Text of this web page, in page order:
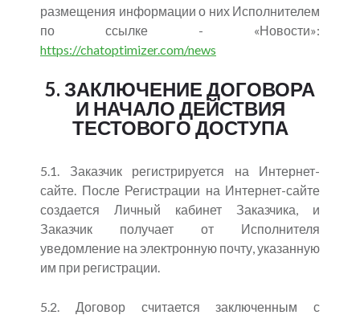
размещения информации о них Исполнителем
по ссылке - «Новости»:
https://chatoptimizer.com/news
5. ЗАКЛЮЧЕНИЕ ДОГОВОРА
И НАЧАЛО ДЕЙСТВИЯ
ТЕСТОВОГО ДОСТУПА
5.1. Заказчик регистрируется на Интернет-
сайте. После Регистрации на Интернет-сайте
создается Личный кабинет Заказчика, и
Заказчик получает от Исполнителя
уведомление на электронную почту, указанную
им при регистрации.
5.2. Договор считается заключенным с